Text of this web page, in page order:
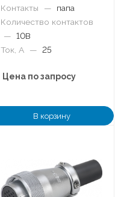
Контакты
—
папа
Количество контактов
— 10B
Ток, А
— 25
Цена по запросу
В корзину